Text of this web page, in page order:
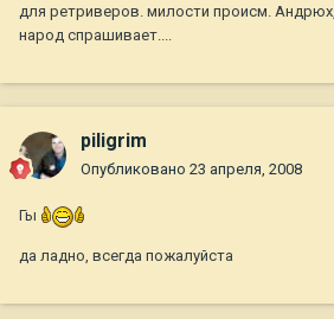
для ретриверов. милости происм. Андрюх,
народ спрашивает....
piligrim
Опубликовано 23 апреля, 2008
Гы
да ладно, всегда пожалуйста